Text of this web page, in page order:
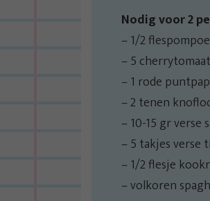
Nodig voor 2
– 1/2
– 5
– 1 rode
– 2 tenen
– 10-15 gr verse
– 5 takjes verse
– 1/2 flesje
– volkoren